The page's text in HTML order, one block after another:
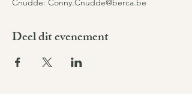
Cnudde: Conny.Cnudde@berca.be
Deel dit evenement